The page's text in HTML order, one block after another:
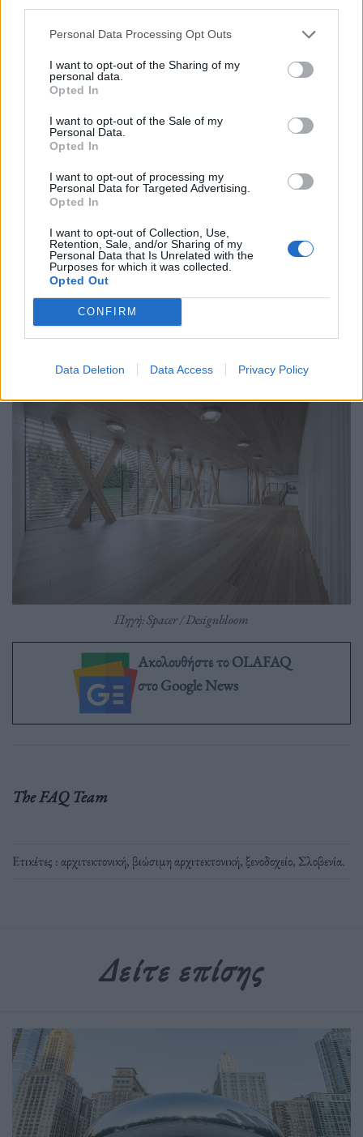
Personal Data Processing Opt Outs
I want to opt-out of the Sharing of my
personal data.
Opted In
I want to opt-out of the Sale of my
Personal Data.
Opted In
I want to opt-out of processing my
Personal Data for Targeted Advertising.
Opted In
I want to opt-out of Collection, Use,
Retention, Sale, and/or Sharing of my
Personal Data that Is Unrelated with the
Purposes for which it was collected.
Opted Out
CONFIRM
Data Deletion Data Access Privacy Policy
Πηγή: Spacer / Designbloom
Αυτός ο σχεδιασμός προσφέρεται για ελκυστικούς
εσωτερικούς χώρους που προσφέρουν άφθονο
διαδρόμων. Παρά τον σαφή διαχωρισμό μεταξύ των
αυτά μπορούν να συνδυαστούν σε περιπτώσεις
ενοικίασης ολόκληρων παραρτημάτων ή των
επιμέρους αυτοτελών τμημάτων τους.
Πηγή: Spacer / Designbloom
Ακολουθήστε το OLAFAQ
στο Google News
The FAQ Team
Ετικέτες :αρχιτεκτονική, βιώσιμη αρχιτεκτονική,ξενοδοχείο, Σλοβενία.
Δείτε επίσης